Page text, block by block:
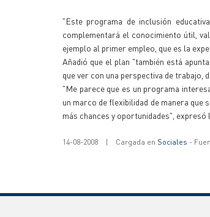
"Este programa de inclusión
complementará el conocimiento útil,
ejemplo al primer empleo, que es la
Añadió que el plan "también está
que ver con una perspectiva de
"Me parece que es un programa
un marco de flexibilidad de manera que
más chances y oportunidades",
14-08-2008 | Cargada en Sociales -